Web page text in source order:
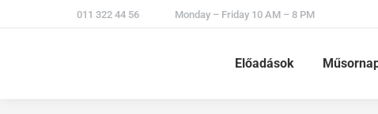
011 322 44 56 Monday – Friday 10 AM – 8 PM
Előadások